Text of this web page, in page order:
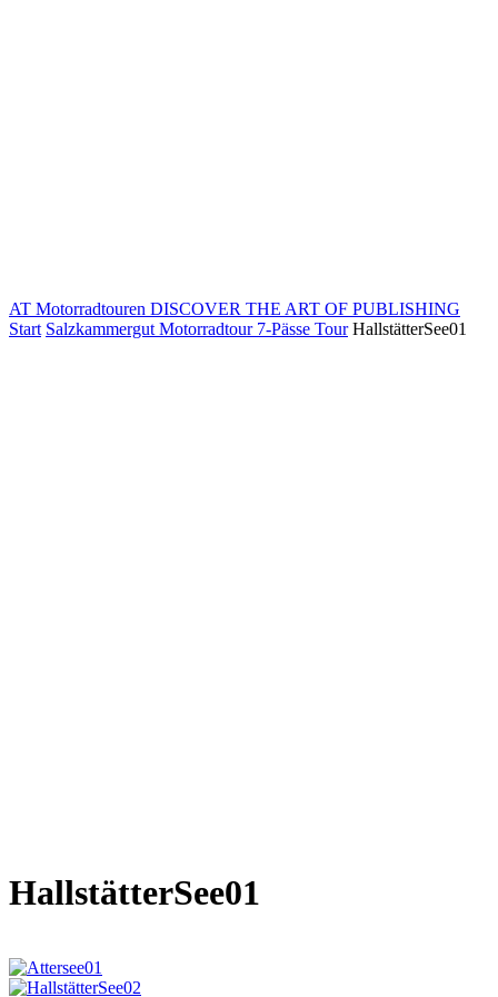
AT Motorradtouren DISCOVER THE ART OF PUBLISHING
Start Salzkammergut Motorradtour 7-Pässe Tour HallstätterSee01
HallstätterSee01